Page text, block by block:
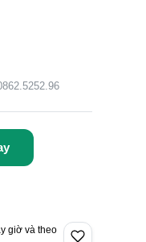
giờ và theo